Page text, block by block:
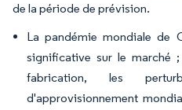
de la période de prévision.
La pandémie mondiale de
significative sur le marché
fabrication, les
d'approvisionnement